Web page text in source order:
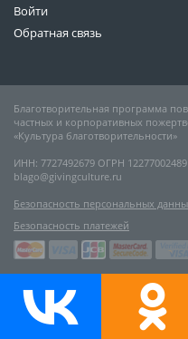
Войти
Обратная связь
Благотворительная программа
частных и корпоративных
«Культура благотворительности»
ИНН: 7727492679 ОГРН
blago@givingculture.ru
Безопасность персональных
Безопасность платежей